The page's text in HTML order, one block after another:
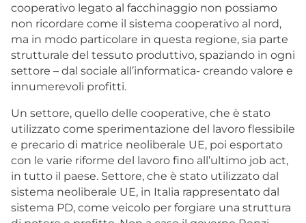
cooperativo legato al facchinaggio non possiamo
non ricordare come il sistema cooperativo al nord,
ma in modo particolare in questa regione, sia parte
strutturale del tessuto produttivo, spaziando in ogni
settore – dal sociale all’informatica- creando valore e
innumerevoli profitti.
Un settore, quello delle cooperative, che è stato
utilizzato come sperimentazione del lavoro flessibile
e precario di matrice neoliberale UE, poi esportato
con le varie riforme del lavoro fino all’ultimo job act,
in tutto il paese. Settore, che è stato utilizzato dal
sistema neoliberale UE, in Italia rappresentato dal
sistema PD, come veicolo per forgiare una struttura